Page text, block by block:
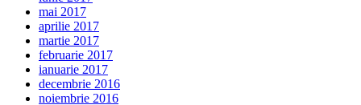
mai 2017
aprilie 2017
martie 2017
februarie 2017
ianuarie 2017
decembrie 2016
noiembrie 2016